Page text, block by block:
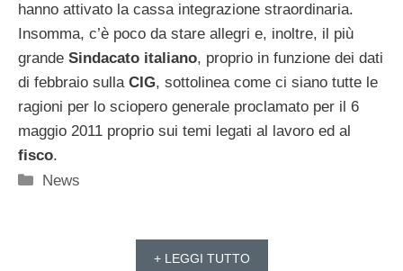
hanno attivato la cassa integrazione straordinaria.
Insomma, c’è poco da stare allegri e, inoltre, il più
grande Sindacato italiano, proprio in funzione dei dati
di febbraio sulla CIG, sottolinea come ci siano tutte le
ragioni per lo sciopero generale proclamato per il 6
maggio 2011 proprio sui temi legati al lavoro ed al
fisco.
Categorie
News
+ LEGGI TUTTO